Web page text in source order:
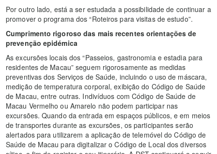
Por outro lado, está a ser estudada a possibilidade de continuar a
promover o programa dos “Roteiros para visitas de estudo”.
Cumprimento rigoroso das mais recentes orientações de
prevenção epidémica
As excursões locais dos “Passeios, gastronomia e estadia para
residentes de Macau” seguem rigorosamente as medidas
preventivas dos Serviços de Saúde, incluindo o uso de máscara,
medição de temperatura corporal, exibição do Código de Saúde
de Macau, entre outras. Indivíduos com Código de Saúde de
Macau Vermelho ou Amarelo não podem participar nas
excursões. Quando da entrada em espaços públicos, e em meios
de transportes durante as excursões, os participantes serão
alertados para utilizarem a aplicação de telemóvel do Código de
Saúde de Macau para digitalizar o Código de Local dos diversos